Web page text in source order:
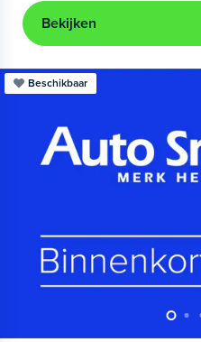
Bekijken
Beschikbaar